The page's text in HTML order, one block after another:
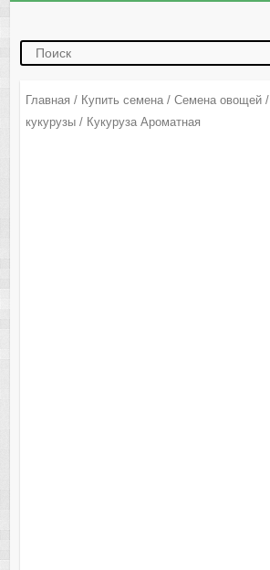
Главная / Купить семена/ Семена овощей/
кукурузы/ Кукуруза Ароматная